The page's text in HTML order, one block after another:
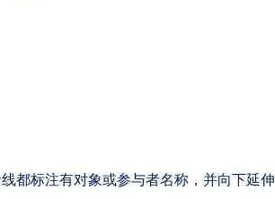
都标注有对象或参与者名称，并向下延伸